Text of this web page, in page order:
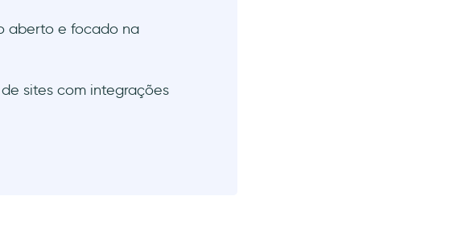
aberto e focado na
sites com integrações